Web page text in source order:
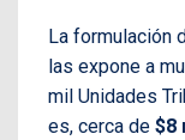
La formulación
las expone a
mil Unidades
es, cerca de $8